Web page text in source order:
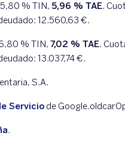
5,80 % TIN, 5,96 % TAE.
12.560,63 €.
% TIN, 7,02 % TAE.
13.037,74€.
S.A.
Servicio de
.